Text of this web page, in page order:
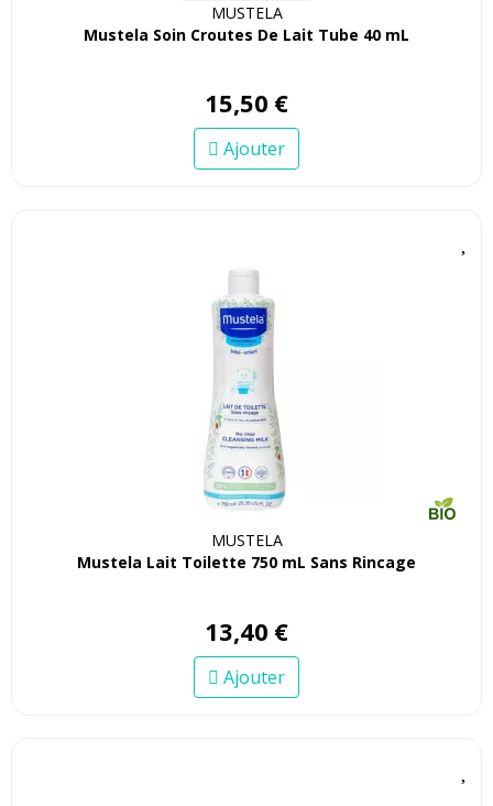
MUSTELA
Mustela Soin Croutes De Lait Tube 40 mL
15,50 €
Ajouter
MUSTELA
Mustela Lait Toilette 750 mL Sans Rincage
13,40 €
Ajouter